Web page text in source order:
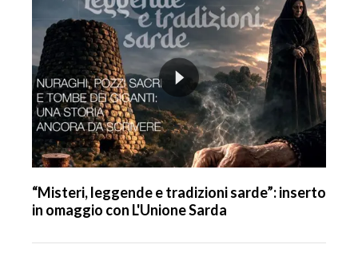
“Misteri, leggende e tradizioni sarde”: inserto
in omaggio con L'Unione Sarda